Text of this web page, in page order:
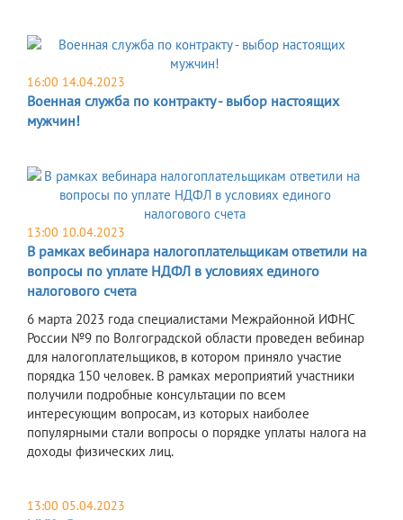
16:00 14.04.2023
Военная служба по контракту - выбор настоящих
мужчин!
13:00 10.04.2023
В рамках вебинара налогоплательщикам ответили на
вопросы по уплате НДФЛ в условиях единого
налогового счета
6 марта 2023 года специалистами Межрайонной ИФНС
России №9 по Волгоградской области проведен вебинар
для налогоплательщиков, в котором приняло участие
порядка 150 человек. В рамках мероприятий участники
получили подробные консультации по всем
интересующим вопросам, из которых наиболее
популярными стали вопросы о порядке уплаты налога на
доходы физических лиц.
13:00 05.04.2023